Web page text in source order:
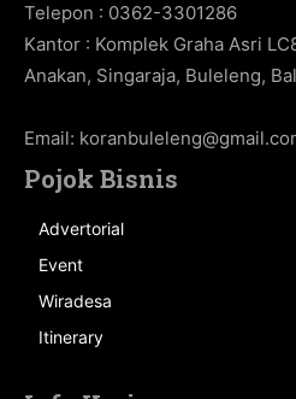
Telepon : 0362-3301286
Kantor : Komplek Graha Asri
Anakan, Singaraja, Buleleng,
Email:
Pojok Bisnis
Advertorial
Event
Wiradesa
Itinerary